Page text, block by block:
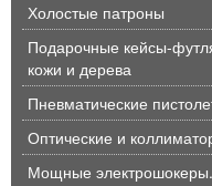
Холостые патроны
Подарочные кейсы-
кожи и дерева
Пневматические
Оптические и
Мощные